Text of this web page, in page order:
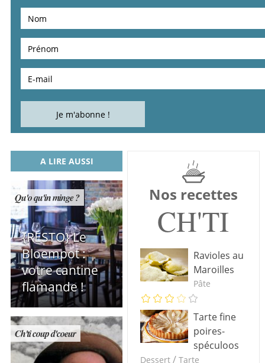
A LIRE AUSSI
Qu'o qu'in minge ?
{RESTO} Le
Bloempot :
votre cantine
flamande !
Ch'ti coup d'coeur
Nos recettes
CH'TI
Ravioles au
Maroilles
Pâte
Tarte fine
poires-
spéculoos
Dessert/ Tarte